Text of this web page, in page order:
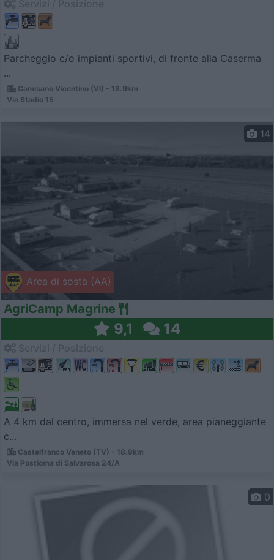
Parcheggio c/o impianti sportivi, di fronte alla Caserma
...
Camisano Vicentino (VI) - 18.9km
Via Stadio 15
Area di sosta (AA)
14
AgriCamp Magrine
9,1 14
A 4 km dal centro, immersa nel verde, area pianeggiante
c...
Castelfranco Veneto (TV) - 18.9km
Via Postioma di Salvarosa 24/A
0